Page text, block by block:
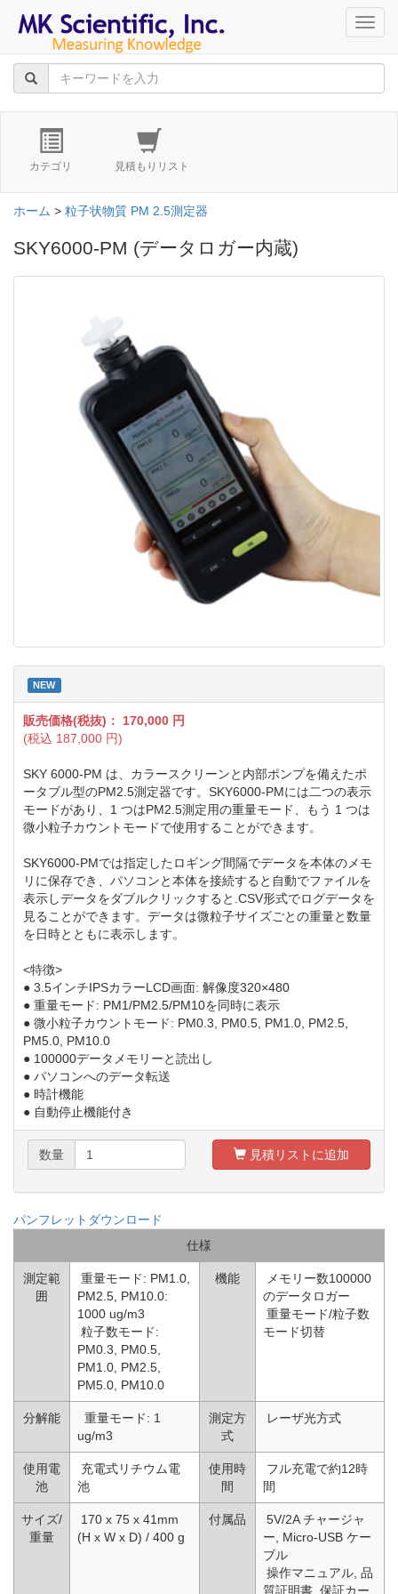
カテゴリ 見積もりリスト
ホーム > 粒子状物質 PM 2.5測定器
SKY6000-PM (データロガー内蔵)
NEW
販売価格(税抜)： 170,000 円
(税込 187,000 円)
SKY 6000-PM は、カラースクリーンと内部ポンプを備えたポ
ータブル型のPM2.5測定器です。SKY6000-PMには二つの表示
モードがあり、1 つはPM2.5測定用の重量モード、もう 1 つは
微小粒子カウントモードで使用することができます。
SKY6000-PMでは指定したロギング間隔でデータを本体のメモ
リに保存でき、パソコンと本体を接続すると自動でファイルを
表示しデータをダブルクリックすると.CSV形式でログデータを
見ることができます。データは微粒子サイズごとの重量と数量
を日時とともに表示します。
<特徴>
● 3.5インチIPSカラーLCD画面: 解像度320×480
● 重量モード: PM1/PM2.5/PM10を同時に表示
● 微小粒子カウントモード: PM0.3, PM0.5, PM1.0, PM2.5,
PM5.0, PM10.0
● 100000データメモリーと読出し
● パソコンへのデータ転送
● 時計機能
● 自動停止機能付き
数量 見積リストに追加
パンフレットダウンロード
仕様
測定範
囲
重量モード: PM1.0,
PM2.5, PM10.0:
1000 ug/m3
粒子数モード:
PM0.3, PM0.5,
PM1.0, PM2.5,
PM5.0, PM10.0
機能
メモリー数100000
のデータロガー
重量モード/粒子数
モード切替
分解能
重量モード: 1
ug/m3
測定方
式
レーザ光方式
使用電
池
充電式リチウム電
池
使用時
間
フル充電で約12時
間
サイズ/
重量
170 x 75 x 41mm
(H x W x D) / 400 g
付属品
5V/2A チャージャ
ー, Micro-USB ケー
ブル
操作マニュアル, 品
質証明書, 保証カー